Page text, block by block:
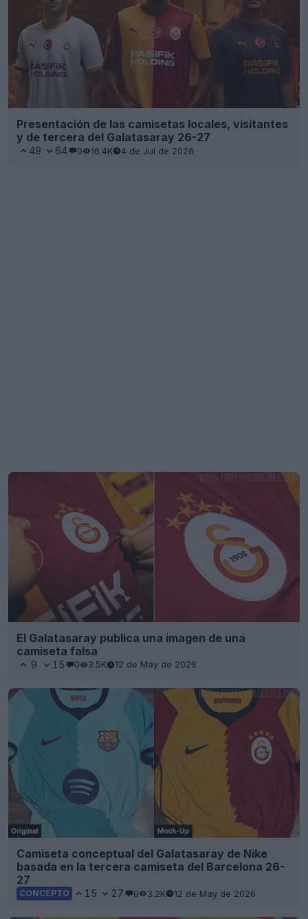
Presentación de las camisetas locales, visitantes
y de tercera del Galatasaray 26-27
49 64 0 16.4K 4 de Jul de 2026
El Galatasaray publica una imagen de una
camiseta falsa
9 15 0 3.5K 12 de May de 2026
Camiseta conceptual del Galatasaray de Nike
basada en la tercera camiseta del Barcelona 26-
27
CONCEPTO 15 27 0 3.2K 12 de May de 2026